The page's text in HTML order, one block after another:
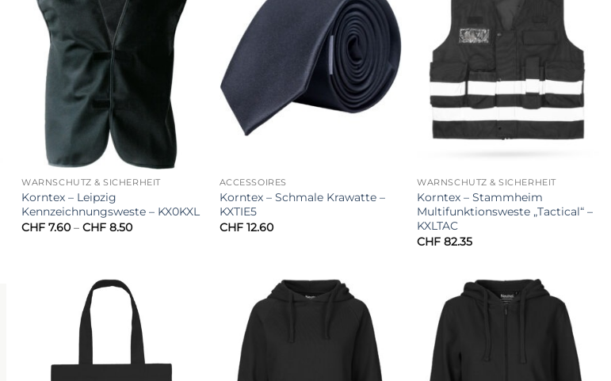
WARNSCHUTZ & SICHERHEIT
Korntex – Leipzig
Kennzeichnungsweste – KX0KXL
CHF 7.60 –CHF 8.50Preisspanne:
ACCESSOIRES
Korntex – Schmale Krawatte –
KXTIE5
CHF12.60
WARNSCHUTZ & SICHERHEIT
Korntex – Stammheim
Multifunktionsweste „Tactical“ –
KXLTAC
CHF 82.35